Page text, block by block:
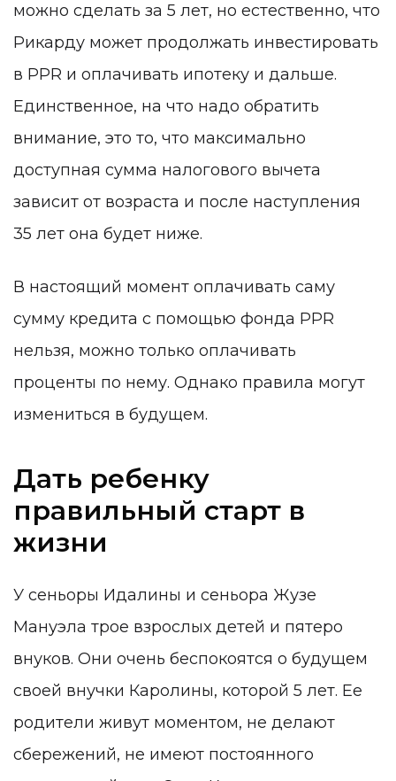
можно сделать за 5 лет, но естественно, что
Рикарду может продолжать инвестировать
в PPR и оплачивать ипотеку и дальше.
Единственное, на что надо обратить
внимание, это то, что максимально
доступная сумма налогового вычета
зависит от возраста и после наступления
35 лет она будет ниже.
В настоящий момент оплачивать саму
сумму кредита с помощью фонда PPR
нельзя, можно только оплачивать
проценты по нему. Однако правила могут
измениться в будущем.
Дать ребенку
правильный старт в
жизни
У сеньоры Идалины и сеньора Жузе
Мануэла трое взрослых детей и пятеро
внуков. Они очень беспокоятся о будущем
своей внучки Каролины, которой 5 лет. Ее
родители живут моментом, не делают
сбережений, не имеют постоянного